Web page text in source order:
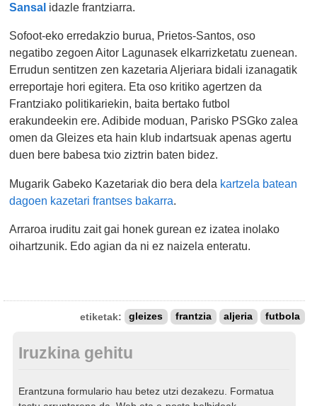
Sansal idazle frantziarra.
Sofoot-eko erredakzio burua, Prietos-Santos, oso
negatibo zegoen Aitor Lagunasek elkarrizketatu zuenean.
Errudun sentitzen zen kazetaria Aljeriara bidali izanagatik
erreportaje hori egitera. Eta oso kritiko agertzen da
Frantziako politikariekin, baita bertako futbol
erakundeekin ere. Adibide moduan, Parisko PSGko zalea
omen da Gleizes eta hain klub indartsuak apenas agertu
duen bere babesa txio ziztrin baten bidez.
Mugarik Gabeko Kazetariak dio bera dela kartzela batean
dagoen kazetari frantses bakarra
Arraroa iruditu zait gai honek gurean ez izatea inolako
oihartzunik. Edo agian da ni ez naizela enteratu.
etiketak: gleizes frantzia aljeria futbola
Iruzkina gehitu
Erantzuna formulario hau betez utzi dezakezu. Formatua